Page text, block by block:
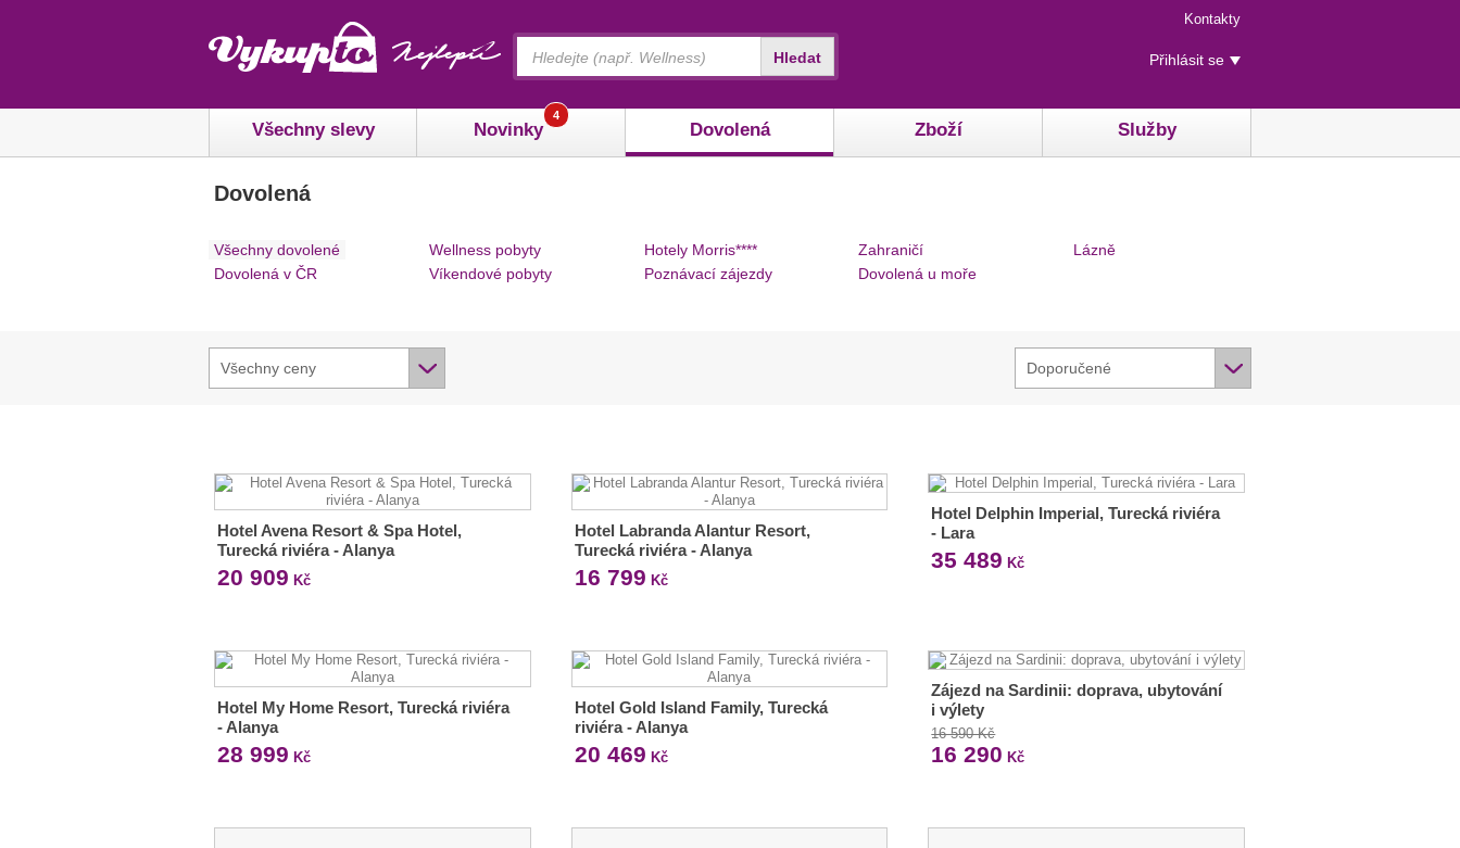
Menu
rychlého
přístupu
Kontakty
Uživatelské
menu
Přihlásit se
Všechny slevy Novinky
4
Dovolená Zboží Služby
Hledat
Dovolená
Všechny dovolené
Dovolená v ČR
Wellness pobyty
Víkendové pobyty
Hotely Morris****
Poznávací zájezdy
Zahraničí
Dovolená u moře
Lázně
Všechny ceny Doporučené
Hotel Avena Resort & Spa Hotel,
Turecká riviéra - Alanya
20 909 Kč
Hotel Labranda Alantur Resort,
Turecká riviéra - Alanya
16 799 Kč
Hotel Delphin Imperial, Turecká riviéra
- Lara
35 489 Kč
Hotel My Home Resort, Turecká riviéra
- Alanya
28 999 Kč
Hotel Gold Island Family, Turecká
riviéra - Alanya
20 469 Kč
Zájezd na Sardinii: doprava, ubytování
i výlety
16 590 Kč
16 290 Kč